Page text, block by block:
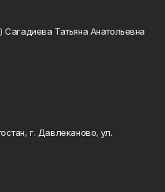
Татьяна Анатольевна
г. Давлеканово, ул.